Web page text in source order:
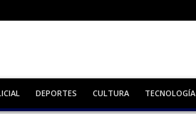
DEPORTES CULTURA TECNOLOGÍA